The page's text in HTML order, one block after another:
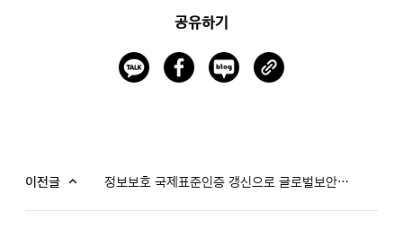
공유하기
이전글 정보보호 국제표준인증 갱신으로 글로벌보안 경쟁력 입증